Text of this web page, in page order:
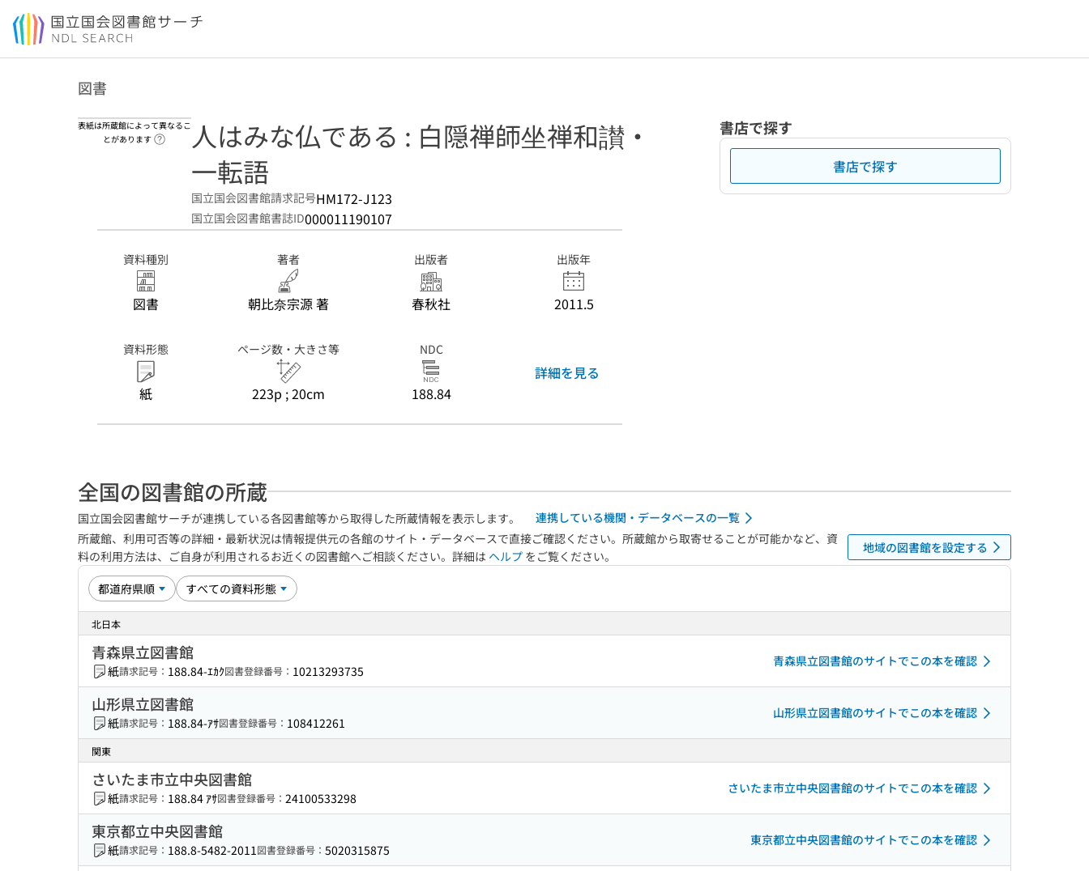
本文へ移動
図書
表紙は所蔵館によって異なるこ
とがあります
ヘルプページへのリンク
人はみな仏である : 白隠禅師坐禅和讃・
一転語
国立国会図書館請求記号HM172-J123
国立国会図書館書誌ID000011190107
資料種別
図書
著者
朝比奈宗源 著
出版者
春秋社
出版年
2011.5
資料形態
紙
ページ数・大きさ等
223p ; 20cm
NDC
188.84
詳細を見る
書店で探す
書店で探す
全国の図書館の所蔵
国立国会図書館サーチが連携している各図書館等から取得した所蔵情報を表示します。
連携している機関・データベースの一覧
所蔵館、利用可否等の詳細・最新状況は情報提供元の各館のサイト・データベースで直接ご確認ください。所蔵館から取寄せることが可能かなど、資
料の利用方法は、ご自身が利用されるお近くの図書館へご相談ください。詳細は ヘルプ をご覧ください。
地域の図書館を設定する
北日本
青森県立図書館
紙請求記号： 188.84-ｴｶｸ図書登録番号： 10213293735
青森県立図書館のサイトでこの本を確認
山形県立図書館
紙請求記号： 188.84-ｱｻ図書登録番号： 108412261
山形県立図書館のサイトでこの本を確認
関東
さいたま市立中央図書館
紙請求記号： 188.84 ｱｻ図書登録番号： 24100533298
さいたま市立中央図書館のサイトでこの本を確認
東京都立中央図書館
紙請求記号： 188.8-5482-2011図書登録番号： 5020315875
東京都立中央図書館のサイトでこの本を確認